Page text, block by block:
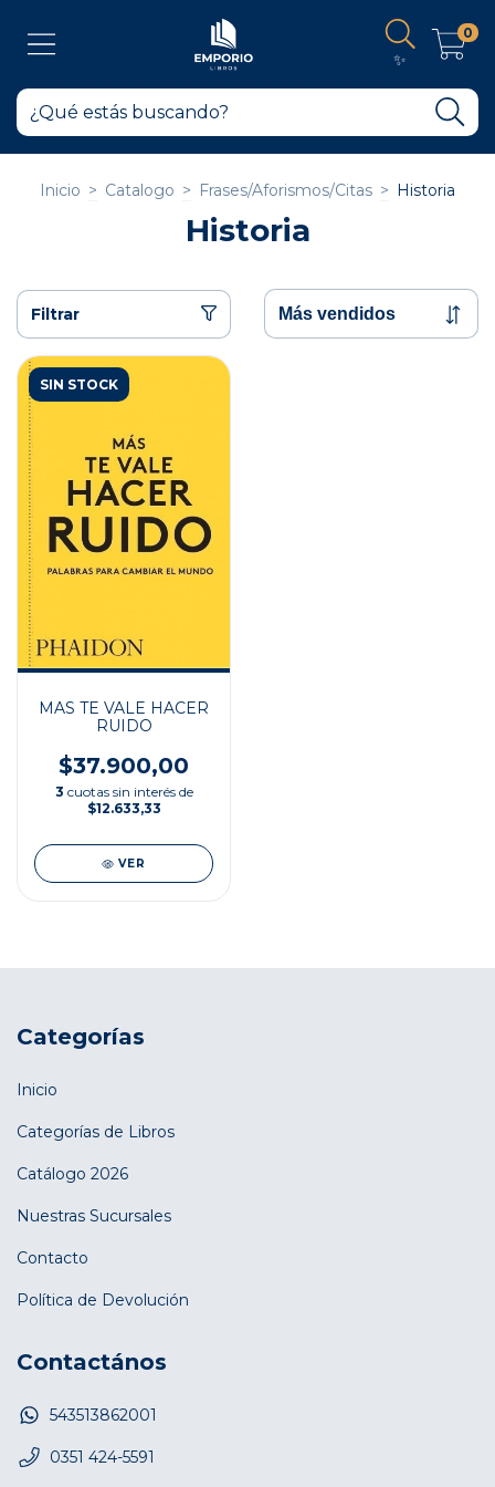
✨
0
Inicio > Catalogo > Frases/Aforismos/Citas > Historia
Historia
Filtrar
SIN STOCK
MAS TE VALE HACER
RUIDO
$37.900,00
3 cuotas sin interés de
$12.633,33
VER
Categorías
Inicio
Categorías de Libros
Catálogo 2026
Nuestras Sucursales
Contacto
Política de Devolución
Contactános
543513862001
0351 424-5591